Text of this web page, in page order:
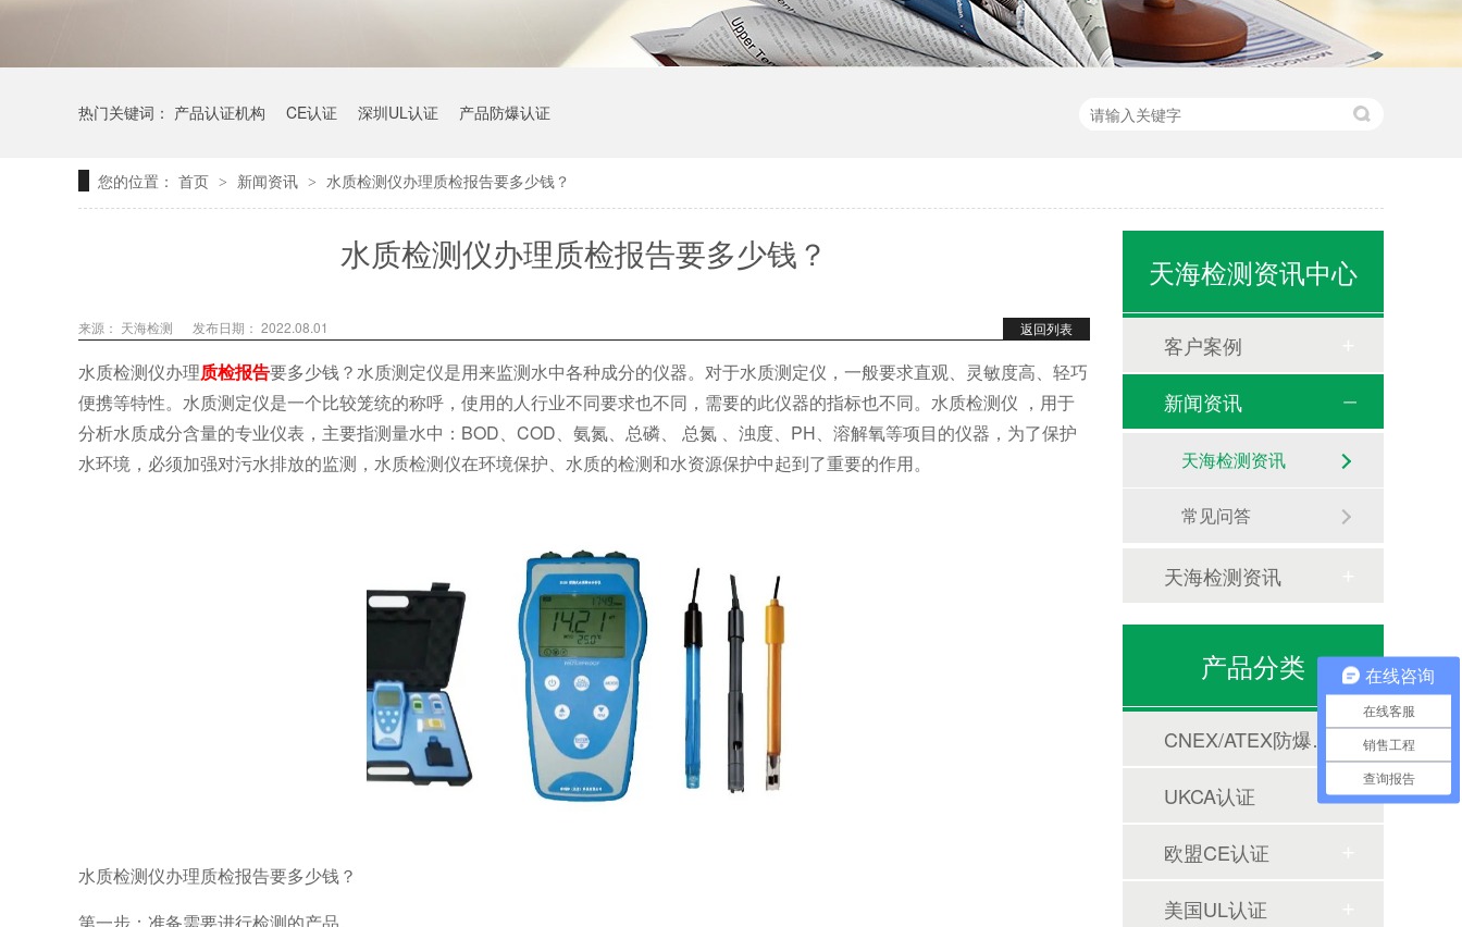
热门关键词： 产品认证机构 CE认证 深圳UL认证 产品防爆认证
您的位置： 首页 > 新闻资讯 > 水质检测仪办理质检报告要多少钱？
水质检测仪办理质检报告要多少钱？
返回列表
来源： 天海检测 发布日期： 2022.08.01
水质检测仪办理质检报告要多少钱？水质测定仪是用来监测水中各种成分的仪器。对于水质测定仪，一般要求直观、灵敏度高、轻巧
便携等特性。水质测定仪是一个比较笼统的称呼，使用的人行业不同要求也不同，需要的此仪器的指标也不同。水质检测仪 ，用于
分析水质成分含量的专业仪表，主要指测量水中：BOD、COD、氨氮、总磷、 总氮 、浊度、PH、溶解氧等项目的仪器，为了保护
水环境，必须加强对污水排放的监测，水质检测仪在环境保护、水质的检测和水资源保护中起到了重要的作用。
水质检测仪办理质检报告要多少钱？
天海检测资讯中心
客户案例
新闻资讯
天海检测资讯
常见问答
天海检测资讯
产品分类
CNEX/ATEX防爆合格证
UKCA认证
欧盟CE认证
美国UL认证
在线咨询
在线客服
销售工程
查询报告